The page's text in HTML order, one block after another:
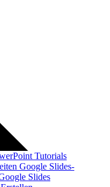
Tutorials
Google Slides-
Slides